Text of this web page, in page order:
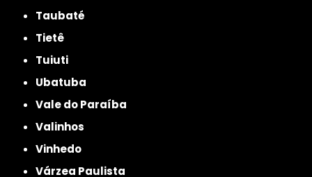
Taubaté
Tietê
Tuiuti
Ubatuba
Vale do Paraíba
Valinhos
Vinhedo
Várzea Paulista